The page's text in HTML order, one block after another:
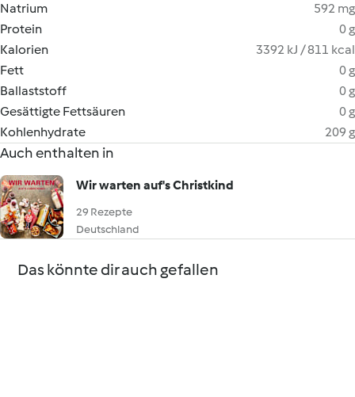
Natrium
592 mg
Protein
0 g
Kalorien
3392 kJ / 811 kcal
Fett
0 g
Ballaststoff
0 g
Gesättigte Fettsäuren
0 g
Kohlenhydrate
209 g
Auch enthalten in
Wir warten auf's Christkind
29 Rezepte
Deutschland
Das könnte dir auch gefallen